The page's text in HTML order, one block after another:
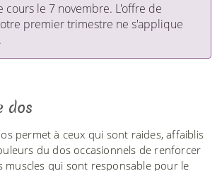
cours le 7 novembre. L'offre de
premier trimestre ne s'applique
dos
permet à ceux qui sont raides, affaiblis
du dos occasionnels de renforcer
muscles qui sont responsable pour le